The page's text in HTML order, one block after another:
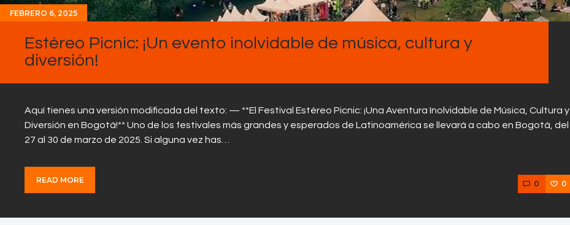
FEBRERO 6, 2025
Estéreo Picnic: ¡Un evento inolvidable de música, cultura y
diversión!
Aquí tienes una versión modificada del texto: — **El Festival Estéreo Picnic: ¡Una Aventura Inolvidable de Música, Cultura y
Diversión en Bogotá!** Uno de los festivales más grandes y esperados de Latinoamérica se llevará a cabo en Bogotá, del
27 al 30 de marzo de 2025. Si alguna vez has…
READ MORE 0 0